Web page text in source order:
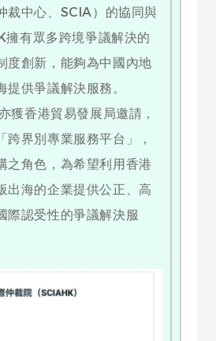
裁中心、SCIA）的協同與
擁有眾多跨境爭議解決的
度創新，能夠為中國內地
提供爭議解決服務。
香港貿易發展局邀請，
跨界別專業服務平台」，
之角色，為希望利用香港
出海的企業提供公正、高
際認受性的爭議解決服